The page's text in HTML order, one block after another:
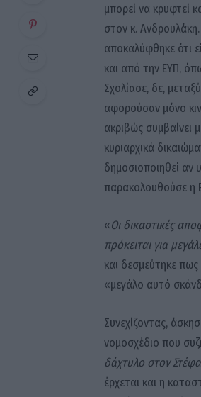
μπορεί να κρυφτεί
στον κ.
αποκαλύφθηκε ότι
και από την ΕΥΠ,
Σχολίασε, δε,
αφορούσαν μόνο
ακριβώς συμβαίνει
κυριαρχικά
δημοσιοποιηθεί αν
παρακολουθούσε η
«Οι δικαστικές
πρόκειται για
και δεσμεύτηκε
«μεγάλο αυτό
Συνεχίζοντας,
νομοσχέδιο που
δάχτυλο στον
έρχεται και η